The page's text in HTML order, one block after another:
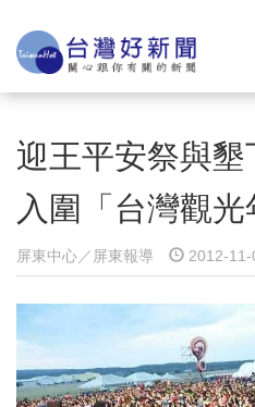
迎王平安祭與
入圍「台灣觀光
屏東中心／屏東報導 2012-